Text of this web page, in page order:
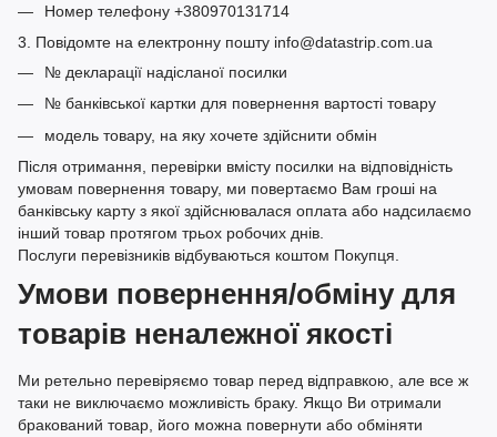
Номер телефону +380970131714
3. Повідомте на електронну пошту info@datastrip.com.ua
№ декларації надісланої посилки
№ банківської картки для повернення вартості товару
модель товару, на яку хочете здійснити обмін
Після отримання, перевірки вмісту посилки на відповідність
умовам повернення товару, ми повертаємо Вам гроші на
банківську карту з якої здійснювалася оплата або надсилаємо
інший товар протягом трьох робочих днів.
Послуги перевізників відбуваються коштом Покупця.
Умови повернення/обміну для
товарів неналежної якості
Ми ретельно перевіряємо товар перед відправкою, але все ж
таки не виключаємо можливість браку. Якщо Ви отримали
бракований товар, його можна повернути або обміняти